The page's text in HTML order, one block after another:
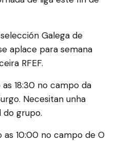
Galega de
aplace para semana
RFEF.
18:30 no campo da
Necesitan unha
do grupo.
as 10:00 no campo de O